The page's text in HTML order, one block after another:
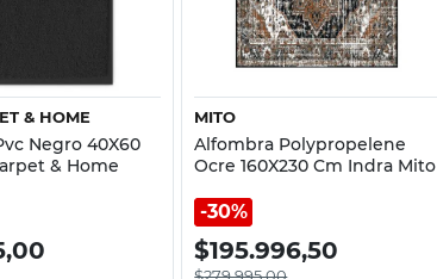
& HOME
Negro 40X60
& Home
Vista rápida
MITO
Alfombra Polypropelene
Ocre 160X230 Cm Indra Mito
30%
$195.996,50
$279.995,00